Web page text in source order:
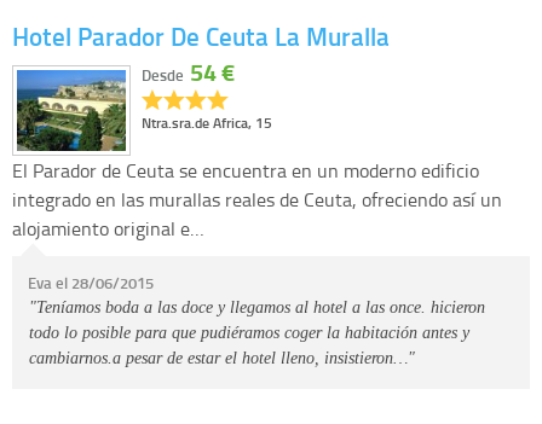
Hotel Parador De Ceuta La Muralla
Ntra.sra.de Africa, 15
Desde 54 €
El Parador de Ceuta se encuentra en un moderno edificio
integrado en las murallas reales de Ceuta, ofreciendo así un
alojamiento original e…
Eva el 28/06/2015
"Teníamos boda a las doce y llegamos al hotel a las once. hicieron
todo lo posible para que pudiéramos coger la habitación antes y
cambiarnos.a pesar de estar el hotel lleno, insistieron…"